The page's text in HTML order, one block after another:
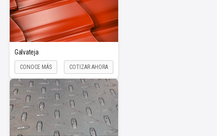
Galvateja
CONOCE MÁS COTIZAR AHORA